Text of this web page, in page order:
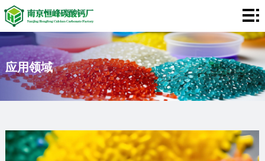
网
首
酸
膨
我
户
应
应用领域